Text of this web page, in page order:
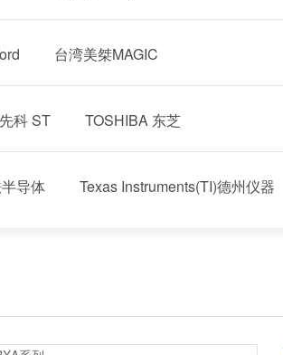
台湾美桀MAGIC
先科 ST TOSHIBA 东芝
导体 Texas Instruments(TI)德州仪器